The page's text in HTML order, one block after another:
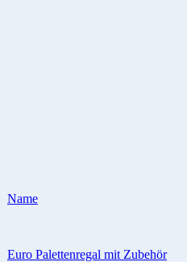
Name
Euro Palettenregal mit Zubehör